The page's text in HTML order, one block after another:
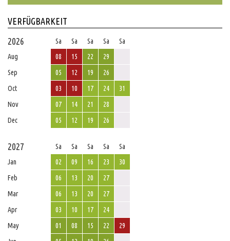
VERFÜGBARKEIT
2026
Sa Sa Sa Sa
Sa
Aug
08 15 22
29
Sep
05 12 19
26
Oct
03 10 17 24
31
Nov
07 14 21
28
Dec
05 12 19 26
2027 Sa Sa Sa Sa
Sa
Jan
02 09 16 23
30
Feb
06 13 20
27
Mar
06 13 20
27
Apr
03 10 17
24
May
01 08 15 22
29